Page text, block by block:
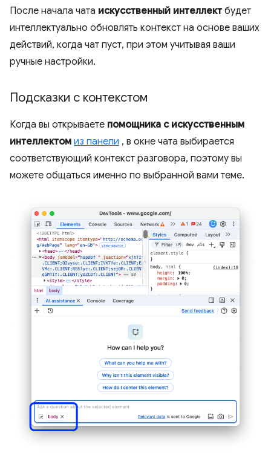
После начала чата искусственный интеллектбудет
интеллектуально обновлять контекст на основе ваших
действий, когда чат пуст, при этом учитывая ваши
ручные настройки.
Подсказки с контекстом
Когда вы открываете помощника с искусственным
интеллектом из панели , в окне чата выбирается
соответствующий контекст разговора, поэтому вы
можете общаться именно по выбранной вами теме.